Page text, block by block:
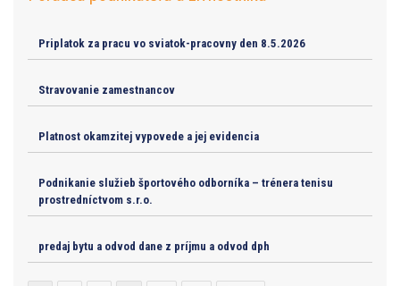
Priplatok za pracu vo sviatok-pracovny den 8.5.2026
Stravovanie zamestnancov
Platnost okamzitej vypovede a jej evidencia
Podnikanie služieb športového odborníka – trénera tenisu
prostredníctvom s.r.o.
predaj bytu a odvod dane z príjmu a odvod dph